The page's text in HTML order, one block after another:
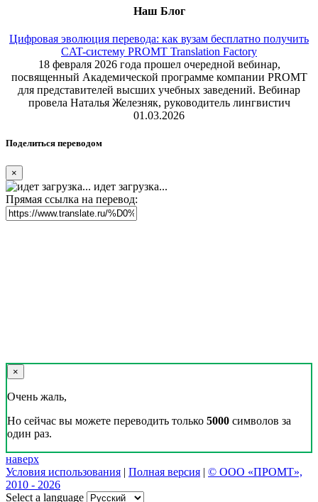
Наш Блог
Цифровая эволюция перевода: как вузам бесплатно получить
CAT-систему PROMT Translation Factory
18 февраля 2026 года прошел очередной вебинар,
посвященный Академической программе компании PROMT
для представителей высших учебных заведений. Вебинар
провела Наталья Железняк, руководитель лингвистич
01.03.2026
Поделиться переводом
×
идет загрузка...
Прямая ссылка на перевод:
×
Очень жаль,
Но сейчас вы можете переводить только 5000 символов за
один раз.
наверх
Условия использования | Полная версия | © ООО «ПРОМТ»,
2010 - 2026
Select a language